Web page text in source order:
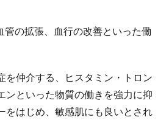
管の拡張、血行の改善といった働
を仲介する、ヒスタミン・トロン
ンといった物質の働きを強力に抑
をはじめ、敏感肌にも良いとされ